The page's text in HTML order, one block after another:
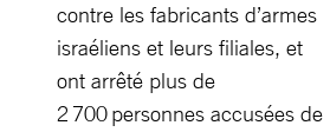
contre les fabricants d’armes
israéliens et leurs filiales, et
ont arrêté plus de
2 700 personnes accusées de